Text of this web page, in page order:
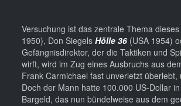
Versuchung ist das zentrale Thema
1950), Don Siegels Hölle 36 (USA 1954)
Gefängnisdirektor, der die Taktiken und
wirft, wird im Zug eines Ausbruchs aus
Frank Carmichael fast unverletzt
Doch der Mann hatte 100.000 US-Dollar
Bargeld, das nun bündelweise aus dem